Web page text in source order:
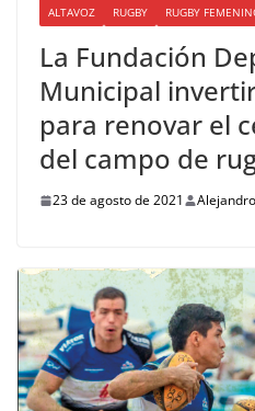
ALTAVOZ RUGBY RUGBY
La Fundación
Municipal
para renovar el
del campo de
23 de agosto de 2021